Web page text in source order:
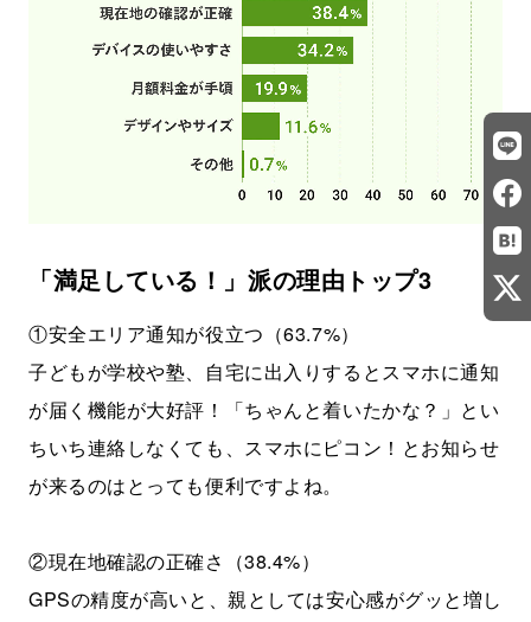
「満足している！」派の理由トップ3
①安全エリア通知が役立つ（63.7%）
子どもが学校や塾、自宅に出入りするとスマホに通知
が届く機能が大好評！「ちゃんと着いたかな？」とい
ちいち連絡しなくても、スマホにピコン！とお知らせ
が来るのはとっても便利ですよね。
②現在地確認の正確さ（38.4%）
GPSの精度が高いと、親としては安心感がグッと増し